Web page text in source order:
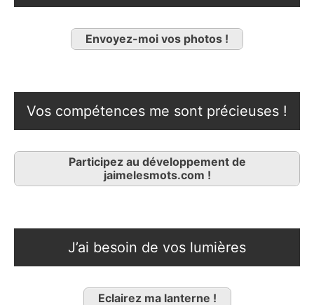
Envoyez-moi vos photos !
Vos compétences me sont précieuses !
Participez au développement de
jaimelesmots.com !
J’ai besoin de vos lumières
Eclairez ma lanterne !